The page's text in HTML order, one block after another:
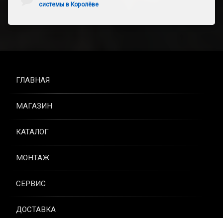
системы в Королёве
ГЛАВНАЯ
МАГАЗИН
КАТАЛОГ
МОНТАЖ
СЕРВИС
ДОСТАВКА